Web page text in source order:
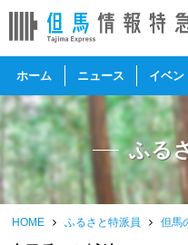
ホーム ニュース イベン
ふる
HOME ふるさと特派員 但馬